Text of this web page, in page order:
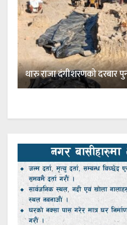
थारु राजा दंगीशरणको दरबार